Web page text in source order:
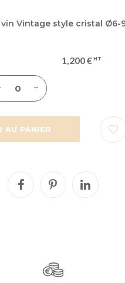
Vintage style cristal Ø6-
1,200 €
AU PANIER